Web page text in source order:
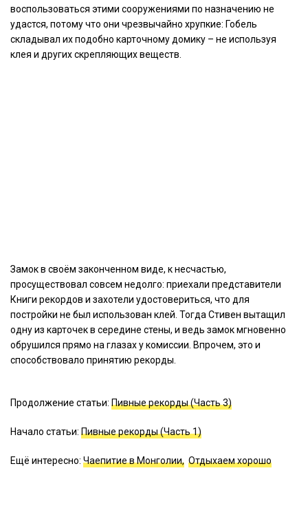
воспользоваться этими сооружениями по назначению не
удастся, потому что они чрезвычайно хрупкие: Гобель
складывал их подобно карточному домику – не используя
клея и других скрепляющих веществ.
Замок в своём законченном виде, к несчастью,
просуществовал совсем недолго: приехали представители
Книги рекордов и захотели удостовериться, что для
постройки не был использован клей. Тогда Стивен вытащил
одну из карточек в середине стены, и ведь замок мгновенно
обрушился прямо на глазах у комиссии. Впрочем, это и
способствовало принятию рекорды.
Продолжение статьи: Пивные рекорды (Часть 3)
Начало статьи: Пивные рекорды (Часть 1)
Ещё интересно: Чаепитие в Монголии, Отдыхаем хорошо